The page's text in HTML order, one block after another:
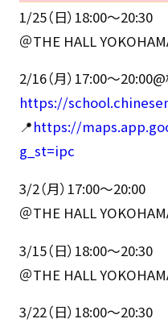
1/25（日）18:00〜20:30
＠THE HALL
2/16（月）17:00〜
https://
📍https://
g_st=ipc
3/2（月）17:00〜20:00
＠THE HALL
3/15（日）18:00〜20:30
＠THE HALL
3/22（日）18:00〜20:30